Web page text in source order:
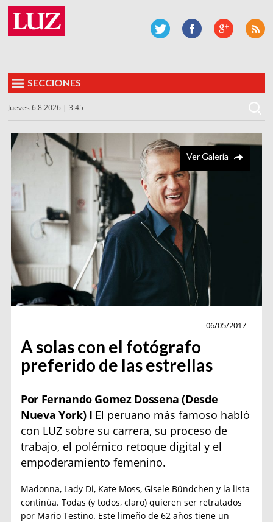
SECCIONES
Jueves 6.8.2026 | 3:45
Ver Galería
06/05/2017
A solas con el fotógrafo
preferido de las estrellas
Por Fernando Gomez Dossena (Desde
Nueva York) I El peruano más famoso habló
con LUZ sobre su carrera, su proceso de
trabajo, el polémico retoque digital y el
empoderamiento femenino.
Madonna, Lady Di, Kate Moss, Gisele Bündchen y la lista
continúa. Todas (y todos, claro) quieren ser retratados
por Mario Testino. Este limeño de 62 años tiene un